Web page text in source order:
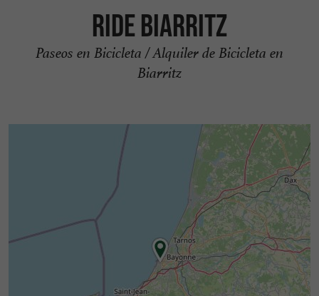
Ride Biarritz
Paseos en Bicicleta / Alquiler de Bicicleta en
Biarritz